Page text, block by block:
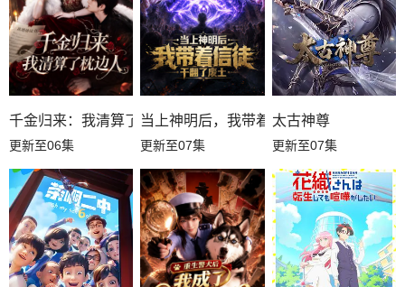
第14集 第13集 第12集
第11集 第10集 第09集
第08集 第07集 第06集
第02集 第01集
千金归来：我清算了枕边人
更新至06集
当上神明后，我带着信徒干翻了废土
更新至07集
太古神尊
更新至07集